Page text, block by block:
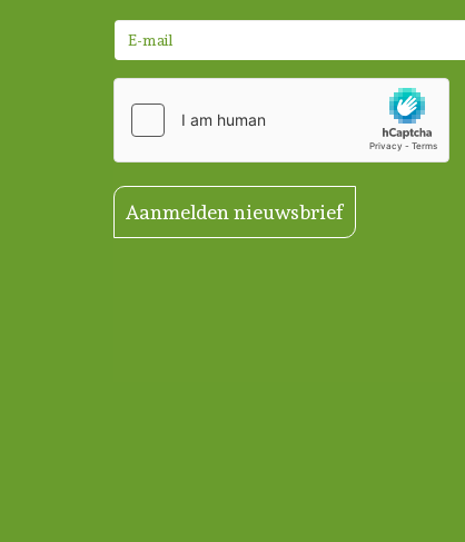
Aanmelden nieuwsbrief